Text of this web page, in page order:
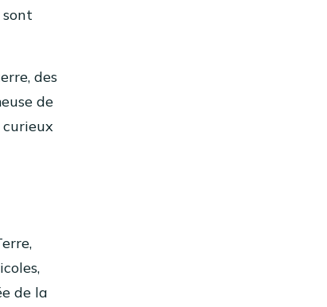
des
de
curieux
de la